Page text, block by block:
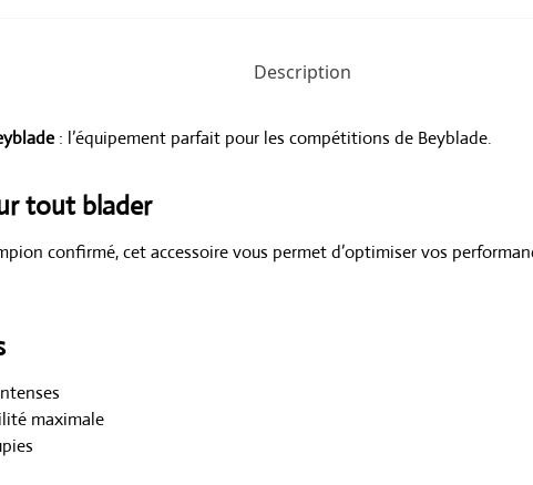
Description
: l’équipement parfait pour les compétitions de Beyblade.
tout blader
confirmé, cet accessoire vous permet d’optimiser vos
maximale